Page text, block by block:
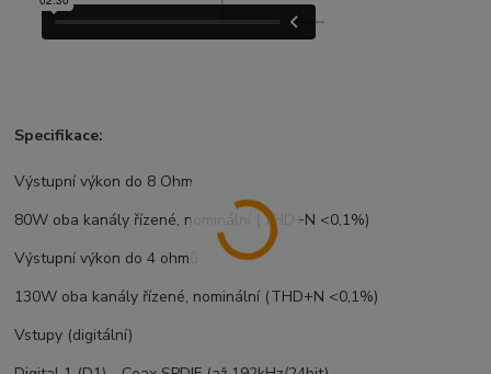
Specifikace:
Výstupní výkon do 8 Ohm
80W oba kanály řízené, nominální (THD+N <0,1%)
Výstupní výkon do 4 ohmů
130W oba kanály řízené, nominální (THD+N <0,1%)
Vstupy (digitální)